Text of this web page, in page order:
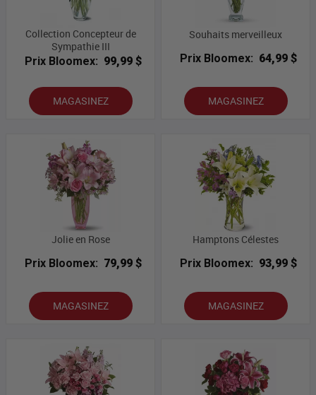
Collection Concepteur de
Sympathie III
Prix Bloomex: 99,99 $
MAGASINEZ
Souhaits merveilleux
Prix Bloomex: 64,99 $
MAGASINEZ
Jolie en Rose
Prix Bloomex: 79,99 $
MAGASINEZ
Hamptons Célestes
Prix Bloomex: 93,99 $
MAGASINEZ